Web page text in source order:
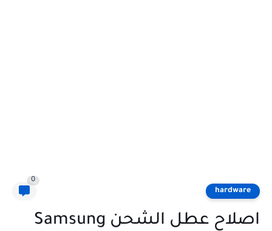
hardware
0
اصلاح عطل الشحن Samsung